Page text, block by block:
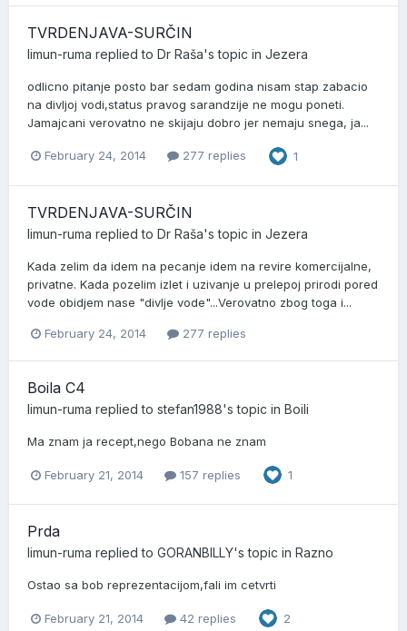
TVRDENJAVA-SURČIN
limun-ruma replied to Dr Raša's topic in Jezera
odlicno pitanje posto bar sedam godina nisam stap zabacio
na divljoj vodi,status pravog sarandzije ne mogu poneti.
Jamajcani verovatno ne skijaju dobro jer nemaju snega, ja...
February 24, 2014 277 replies 1
TVRDENJAVA-SURČIN
limun-ruma replied to Dr Raša's topic in Jezera
Kada zelim da idem na pecanje idem na revire komercijalne,
privatne. Kada pozelim izlet i uzivanje u prelepoj prirodi pored
vode obidjem nase "divlje vode"...Verovatno zbog toga i...
February 24, 2014 277 replies
Boila C4
limun-ruma replied to stefan1988's topic in Boili
Ma znam ja recept,nego Bobana ne znam
February 21, 2014 157 replies 1
Prda
limun-ruma replied to GORANBILLY's topic in Razno
Ostao sa bob reprezentacijom,fali im cetvrti
February 21, 2014 42 replies 2